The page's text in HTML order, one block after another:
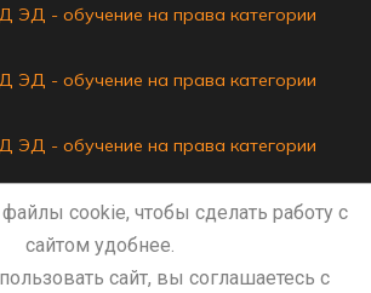
ЭД - обучение на права категории
ЭД - обучение на права категории
ЭД - обучение на права категории
ЭД - обучение на права категории
организации
cookie, чтобы сделать работу с
сайтом удобнее.
сайт, вы соглашаетесь с